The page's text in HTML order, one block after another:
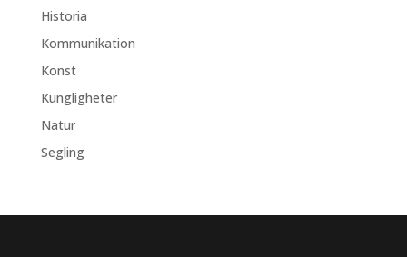
Historia
Kommunikation
Konst
Kungligheter
Natur
Segling